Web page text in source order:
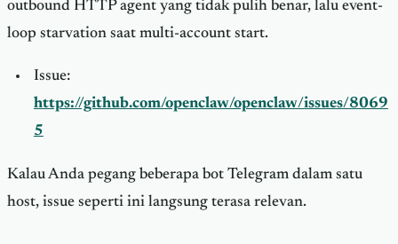
outbound HTTP agent yang tidak pulih benar, lalu event-
loop starvation saat multi-account start.
Issue:
https://github.com/openclaw/openclaw/issues/8069
5
Kalau Anda pegang beberapa bot Telegram dalam satu
host, issue seperti ini langsung terasa relevan.